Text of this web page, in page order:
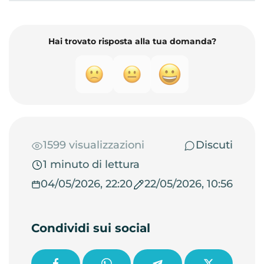
Hai trovato risposta alla tua domanda?
1599 visualizzazioni
Discuti
1 minuto di lettura
04/05/2026, 22:20
22/05/2026, 10:56
Condividi sui social